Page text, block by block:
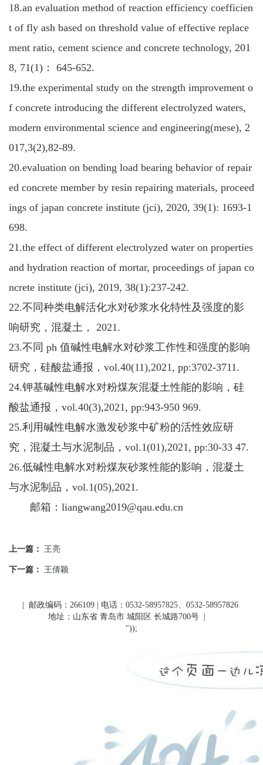
18.an evaluation method of reaction efficiency coefficien
t of fly ash based on threshold value of effective replace
ment ratio, cement science and concrete technology, 201
8, 71(1)： 645-652.
19.the experimental study on the strength improvement o
f concrete introducing the different electrolyzed waters,
modern environmental science and engineering(mese), 2
017,3(2),82-89.
20.evaluation on bending load bearing behavior of repair
ed concrete member by resin repairing materials, proceed
ings of japan concrete institute (jci), 2020, 39(1): 1693-1
698.
21.the effect of different electrolyzed water on properties
and hydration reaction of mortar, proceedings of japan co
ncrete institute (jci), 2019, 38(1):237-242.
22.不同种类电解活化水对砂浆水化特性及强度的影
响研究，混凝土， 2021.
23.不同 ph 值碱性电解水对砂浆工作性和强度的影响
研究，硅酸盐通报，vol.40(11),2021, pp:3702-3711.
24.钾基碱性电解水对粉煤灰混凝土性能的影响，硅
酸盐通报，vol.40(3),2021, pp:943-950 969.
25.利用碱性电解水激发砂浆中矿粉的活性效应研
究，混凝土与水泥制品，vol.1(01),2021, pp:30-33 47.
26.低碱性电解水对粉煤灰砂浆性能的影响，混凝土
与水泥制品，vol.1(05),2021.
邮箱： liangwang2019@qau.edu.cn
上一篇： 王亮
下一篇： 王倩颖
| 邮政编码：266109 | 电话：0532-58957825、0532-58957826
地址：山东省 青岛市 城阳区 长城路700号
"));